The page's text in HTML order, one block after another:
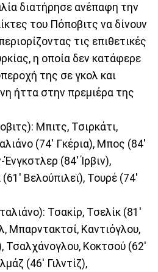
διατήρησε ανέπαφη την
του Πόποβιτς να δίνουν
τις επιθετικές
η οποία δεν κατάφερε
της σε γκολ και
ήττα στην πρεμιέρα της
Μπιτς, Τσιρκάτι,
(74' Γκέρια), Μπος (84'
(84' Ίρβιν),
Βελούπιλεϊ), Τουρέ (74'
Τσακίρ, Τσελίκ (81'
Μπαρντακτσί, Καντιόγλου,
Τσαλχάνογλου, Κοκτσού (62'
(46' Γιλντίζ),